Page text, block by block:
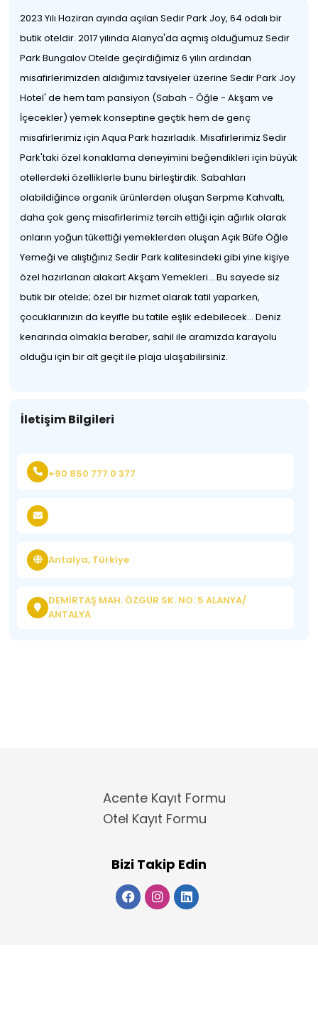
2023 Yılı Haziran ayında açılan Sedir Park Joy, 64 odalı bir
butik oteldir. 2017 yılında Alanya'da açmış olduğumuz Sedir
Park Bungalov Otelde geçirdiğimiz 6 yılın ardından
misafirlerimizden aldığımız tavsiyeler üzerine Sedir Park Joy
Hotel' de hem tam pansiyon (Sabah - Öğle - Akşam ve
İçecekler) yemek konseptine geçtik hem de genç
misafirlerimiz için Aqua Park hazırladık. Misafirlerimiz Sedir
Park'taki özel konaklama deneyimini beğendikleri için büyük
otellerdeki özelliklerle bunu birleştirdik. Sabahları
olabildiğince organik ürünlerden oluşan Serpme Kahvaltı,
daha çok genç misafirlerimiz tercih ettiği için ağırlık olarak
onların yoğun tükettiği yemeklerden oluşan Açık Büfe Öğle
Yemeği ve alıştığınız Sedir Park kalitesindeki gibi yine kişiye
özel hazırlanan alakart Akşam Yemekleri... Bu sayede siz
butik bir otelde; özel bir hizmet alarak tatil yaparken,
çocuklarınızın da keyifle bu tatile eşlik edebilecek... Deniz
kenarında olmakla beraber, sahil ile aramızda karayolu
olduğu için bir alt geçit ile plaja ulaşabilirsiniz.
İletişim Bilgileri
+90 850 777 0 377
Antalya, Türkiye
DEMİRTAŞ MAH. ÖZGÜR SK. NO: 5 ALANYA/
ANTALYA
Acente Kayıt Formu
Otel Kayıt Formu
Bizi Takip Edin